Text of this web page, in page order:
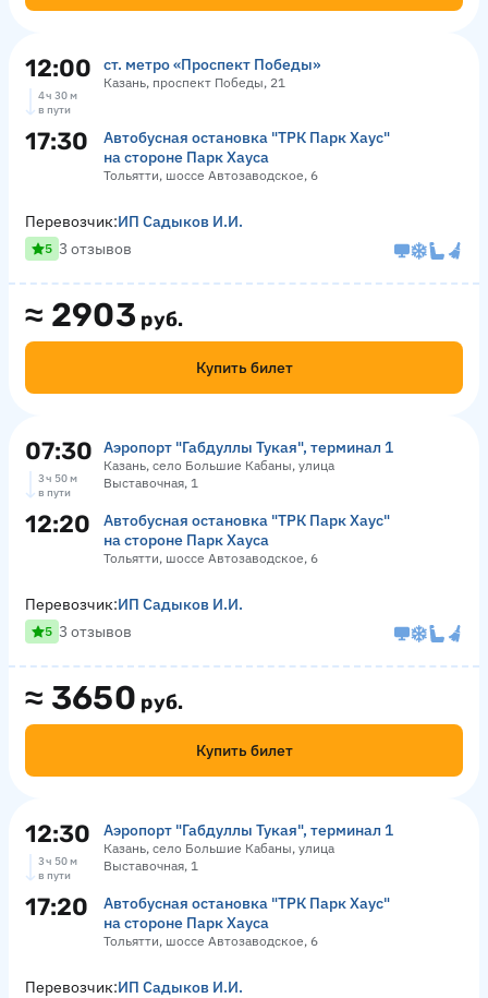
12:00 ст. метро «Проспект Победы»
Казань, проспект Победы, 21
4 ч 30 м
в пути
17:30
Автобусная остановка "ТРК Парк Хаус"
на стороне Парк Хауса
Тольятти, шоссе Автозаводское, 6
≈ 2903 руб.
Купить билет
Перевозчик:ИП Садыков И.И.
5 3 отзывов
07:30 Аэропорт "Габдуллы Тукая", терминал 1
Казань, село Большие Кабаны, улица
Выставочная, 1
3 ч 50 м
в пути
12:20
Автобусная остановка "ТРК Парк Хаус"
на стороне Парк Хауса
Тольятти, шоссе Автозаводское, 6
≈ 3650 руб.
Купить билет
Перевозчик:ИП Садыков И.И.
5 3 отзывов
12:30 Аэропорт "Габдуллы Тукая", терминал 1
Казань, село Большие Кабаны, улица
Выставочная, 1
3 ч 50 м
в пути
17:20
Автобусная остановка "ТРК Парк Хаус"
на стороне Парк Хауса
Тольятти, шоссе Автозаводское, 6
Перевозчик:ИП Садыков И.И.